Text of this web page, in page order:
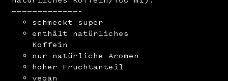
—————————————–
schmeckt super
enthält natürliches
Koffein
nur natürliche Aromen
hoher Fruchtanteil
vegan